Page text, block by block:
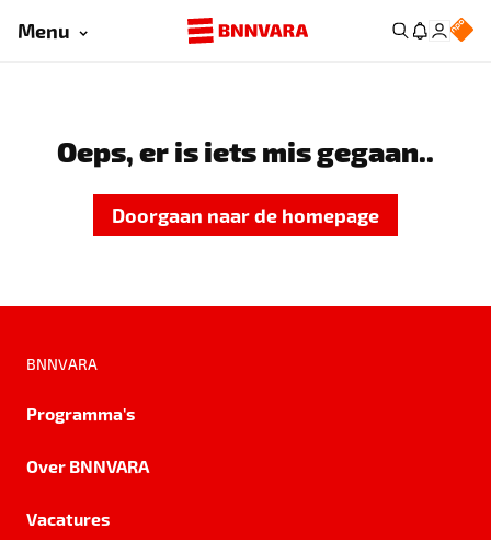
Menu
Oeps, er is iets mis gegaan..
Doorgaan naar de homepage
BNNVARA
Programma's
Over BNNVARA
Vacatures